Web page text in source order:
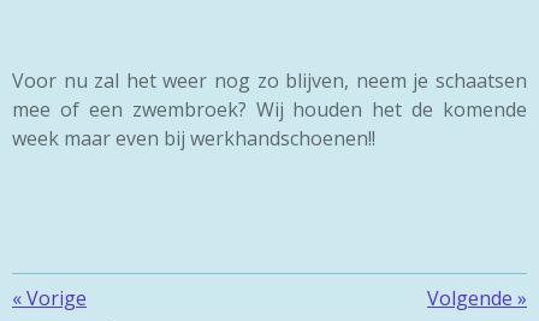
Voor nu zal het weer nog zo blijven, neem je schaatsen
mee of een zwembroek? Wij houden het de komende
week maar even bij werkhandschoenen!!
«Vorige Volgende »